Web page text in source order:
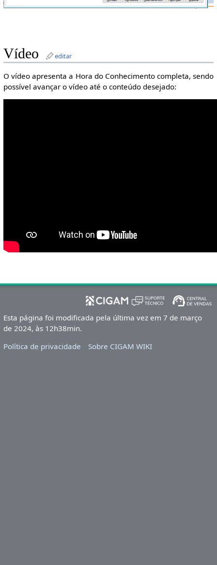
Vídeo editar
O vídeo apresenta a Hora do Conhecimento completa, sendo
possível avançar o vídeo até o conteúdo desejado:
Esta página foi modificada pela última vez em 7 de março
de 2024, às 12h38min.
Política de privacidade
Sobre CIGAM WIKI